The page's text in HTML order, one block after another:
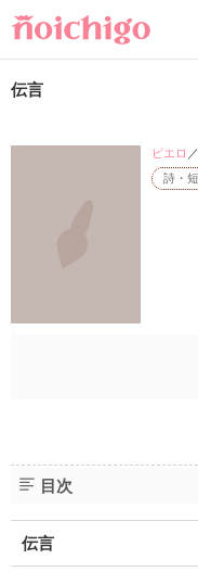
伝言
詩・
ピエロ
目次
伝言